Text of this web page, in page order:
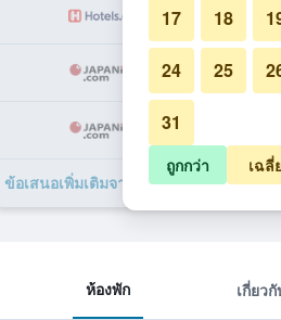
฿
฿
ข้อเสนอเพิ่มเติมจาก โรงแรมเซ็นได อะกิอุ
ห้องพัก เกี่ยว
17 18
24 25
31
ถูกกว่า เฉลี่